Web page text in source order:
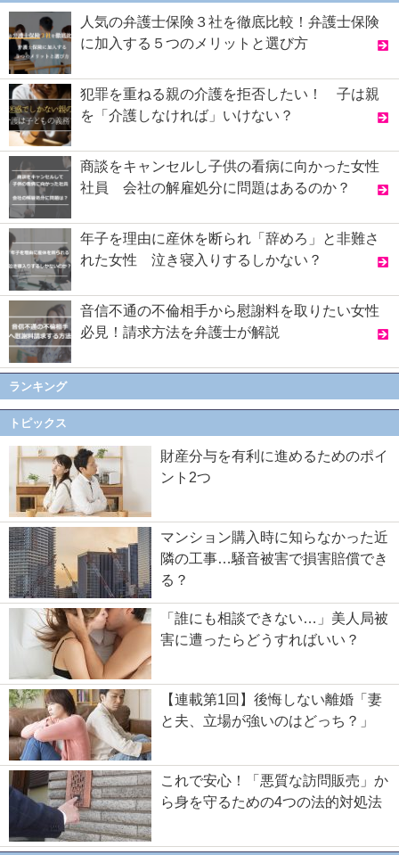
人気の弁護士保険３社を徹底比較！弁護士保険
に加入する５つのメリットと選び方
犯罪を重ねる親の介護を拒否したい！ 子は親
を「介護しなければ」いけない？
商談をキャンセルし子供の看病に向かった女性
社員 会社の解雇処分に問題はあるのか？
年子を理由に産休を断られ「辞めろ」と非難さ
れた女性 泣き寝入りするしかない？
音信不通の不倫相手から慰謝料を取りたい女性
必見！請求方法を弁護士が解説
ランキング
トピックス
財産分与を有利に進めるためのポイ
ント2つ
マンション購入時に知らなかった近
隣の工事…騒音被害で損害賠償でき
る？
「誰にも相談できない…」美人局被
害に遭ったらどうすればいい？
【連載第1回】後悔しない離婚「妻
と夫、立場が強いのはどっち？」
これで安心！「悪質な訪問販売」か
ら身を守るための4つの法的対処法